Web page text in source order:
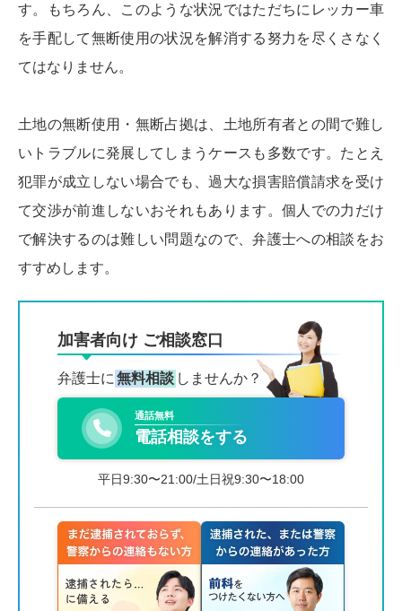
す。もちろん、このような状況ではただちにレッカー車
を手配して無断使用の状況を解消する努力を尽くさなく
てはなりません。
土地の無断使用・無断占拠は、土地所有者との間で難し
いトラブルに発展してしまうケースも多数です。たとえ
犯罪が成立しない場合でも、過大な損害賠償請求を受け
て交渉が前進しないおそれもあります。個人での力だけ
で解決するのは難しい問題なので、弁護士への相談をお
すすめします。
加害者向け ご相談窓口
弁護士に 無料相談 しませんか？
通話無料
電話相談をする
平日9:30〜21:00/土日祝9:30〜18:00